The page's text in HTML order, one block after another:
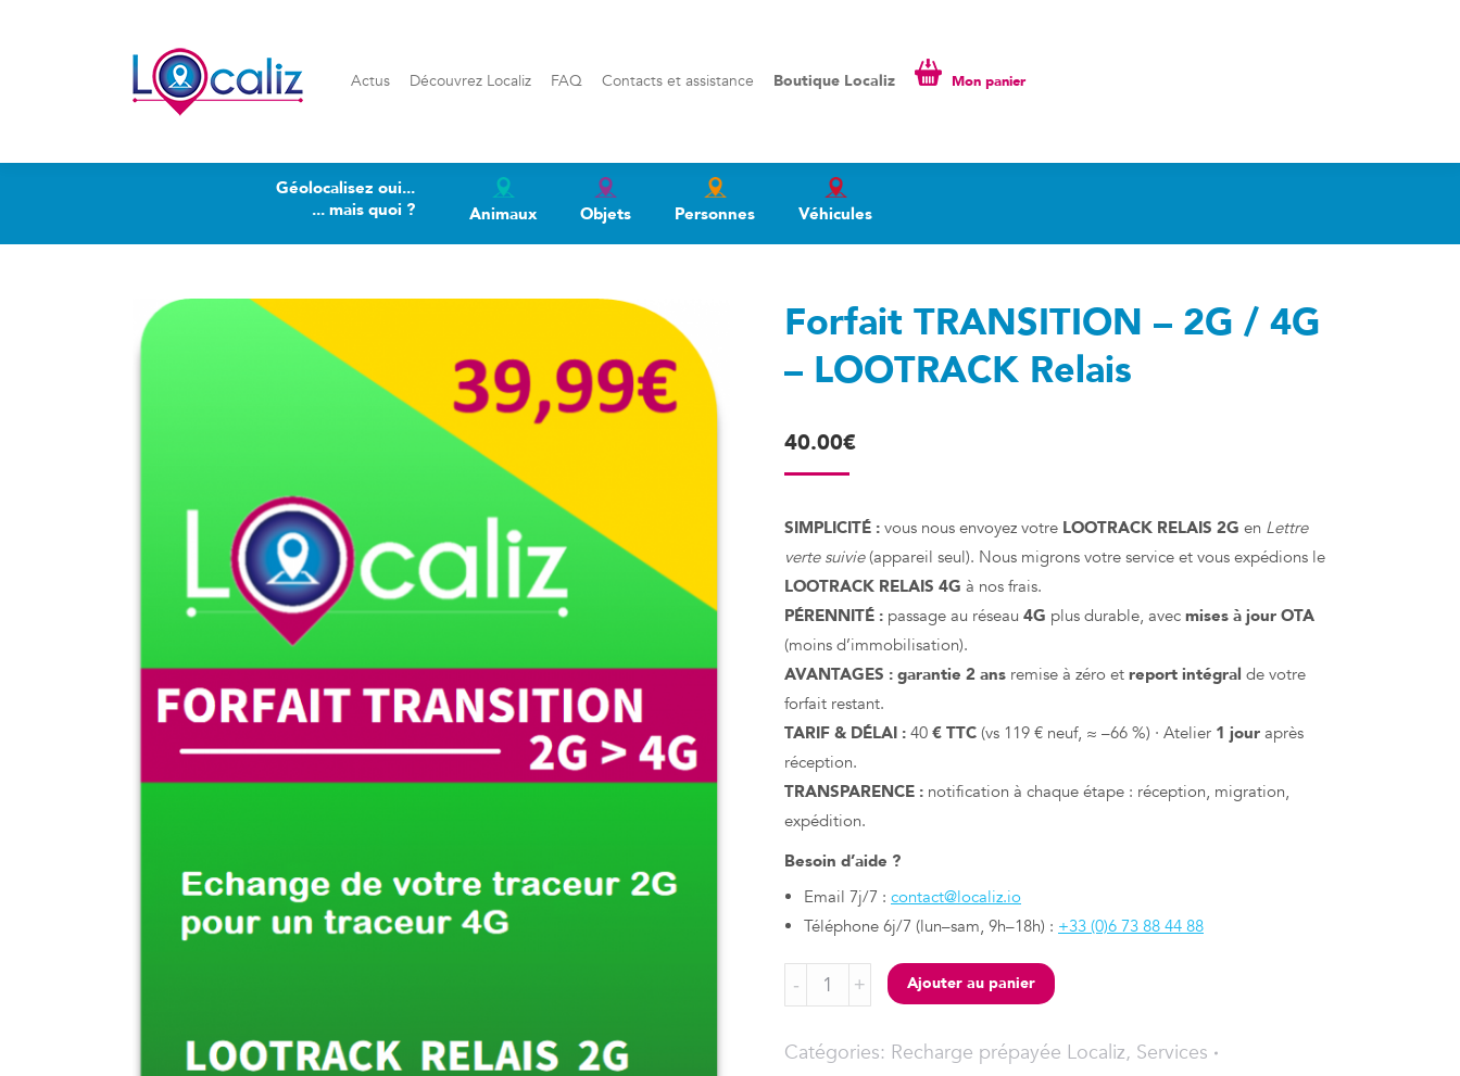
Actus Découvrez Localiz FAQ Contacts et assistance Boutique Localiz Mon panier
Géolocalisez oui...
... mais quoi ?
Animaux Objets Personnes Véhicules
Forfait TRANSITION – 2G / 4G
– LOOTRACK Relais
40.00€
SIMPLICITÉ : vous nous envoyez votre LOOTRACK RELAIS 2G en Lettre
verte suivie(appareil seul). Nous migrons votre service et vous expédions le
LOOTRACK RELAIS 4G à nos frais.
PÉRENNITÉ : passage au réseau 4G plus durable, avec mises à jour OTA
(moins d’immobilisation).
AVANTAGES : garantie 2 ans remise à zéro et report intégral de votre
forfait restant.
TARIF & DÉLAI : 40 € TTC (vs 119 € neuf, ≈ –66 %) · Atelier 1 jour après
réception.
TRANSPARENCE : notification à chaque étape : réception, migration,
expédition.
Besoin d’aide ?
Email 7j/7 : contact@localiz.io
Téléphone 6j/7 (lun–sam, 9h–18h) : +33 (0)6 73 88 44 88
Forfait
TRANSITION
2G
Ajouter au panier
Catégories: Recharge prépayée Localiz, Services